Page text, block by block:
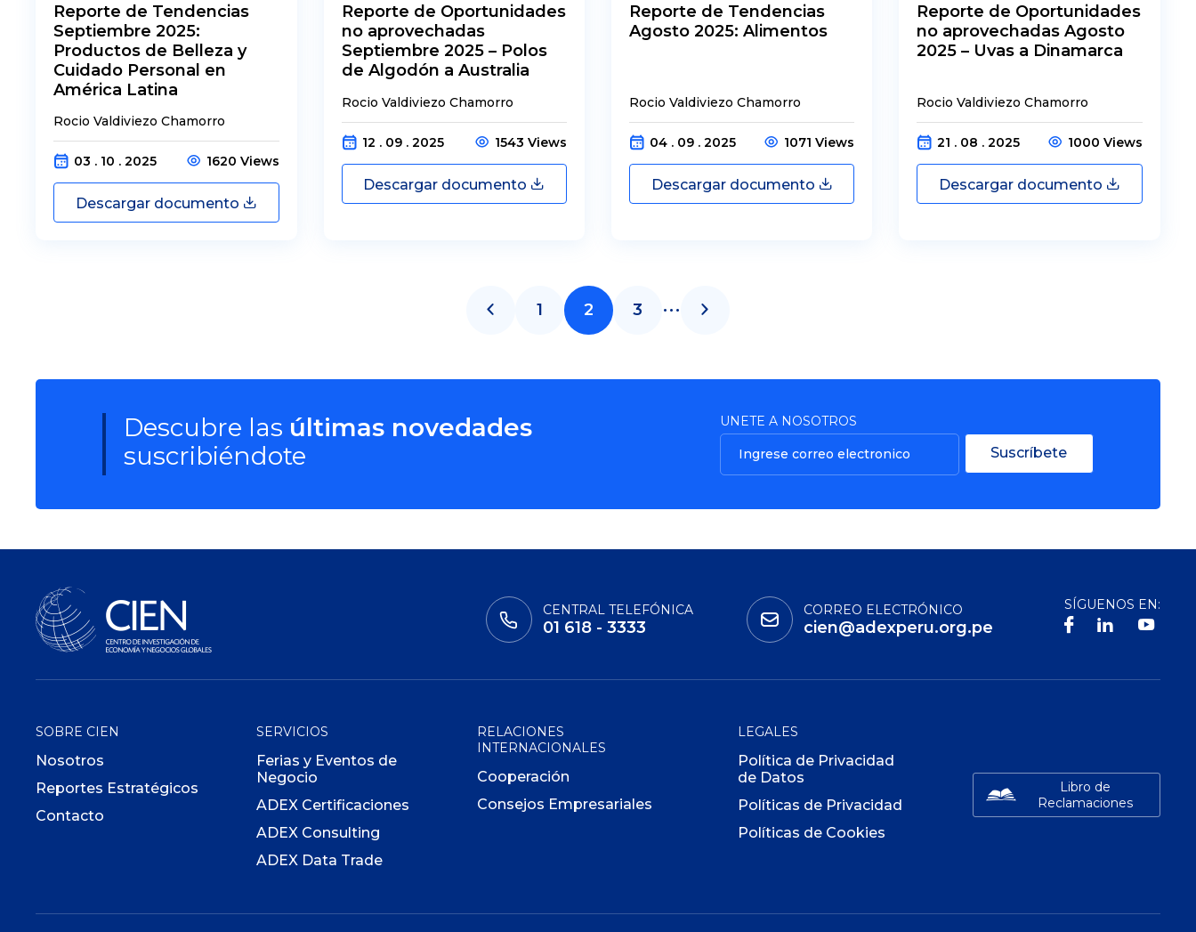
Reporte de Tendencias
Septiembre 2025:
Productos de Belleza y
Cuidado Personal en
América Latina
Rocio Valdiviezo Chamorro
03 . 10 . 2025 1620 Views
Descargar documento
Reporte de Oportunidades
no aprovechadas
Septiembre 2025 – Polos
de Algodón a Australia
Rocio Valdiviezo Chamorro
12 . 09 . 2025 1543 Views
Descargar documento
Reporte de Tendencias
Agosto 2025: Alimentos
Rocio Valdiviezo Chamorro
04 . 09 . 2025 1071 Views
Descargar documento
Reporte de Oportunidades
no aprovechadas Agosto
2025 – Uvas a Dinamarca
Rocio Valdiviezo Chamorro
21 . 08 . 2025 1000 Views
Descargar documento
1 2 3 ...
Descubre las últimas novedades
suscribiéndote
UNETE A NOSOTROS
Ingrese correo electronico Suscríbete
CENTRAL TELEFÓNICA
01 618 - 3333
CORREO ELECTRÓNICO
cien@adexperu.org.pe
SÍGUENOS EN:
SOBRE CIEN
Nosotros
Reportes Estratégicos
Contacto
SERVICIOS
Ferias y Eventos de
Negocio
ADEX Certificaciones
ADEX Consulting
ADEX Data Trade
RELACIONES
INTERNACIONALES
Cooperación
Consejos Empresariales
LEGALES
Política de Privacidad
de Datos
Políticas de Privacidad
Políticas de Cookies
Libro de
Reclamaciones